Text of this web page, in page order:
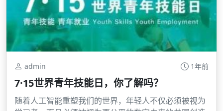
admin 1年前
7·15世界青年技能日，你了解吗？
随着人工智能重塑我们的世界，年轻人不仅必须被视为